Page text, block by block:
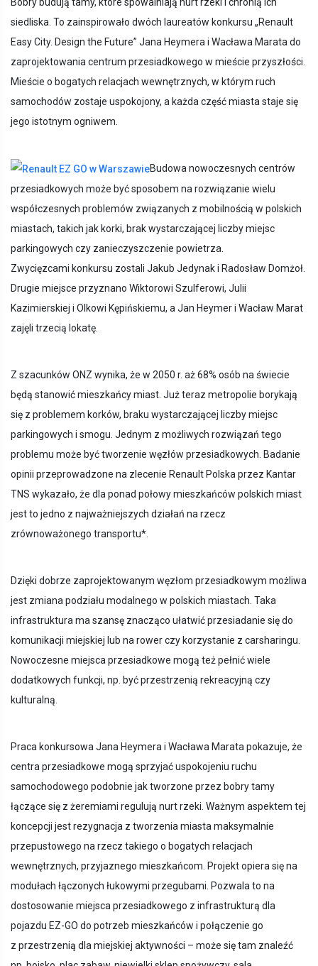
siedliska. To zainspirowało dwóch laureatów konkursu „Renault
Easy City. Design the Future” Jana Heymera i Wacława Marata do
zaprojektowania centrum przesiadkowego w mieście przyszłości.
Mieście o bogatych relacjach wewnętrznych, w którym ruch
samochodów zostaje uspokojony, a każda część miasta staje się
jego istotnym ogniwem.
Budowa nowoczesnych centrów
przesiadkowych może być sposobem na rozwiązanie wielu
współczesnych problemów związanych z mobilnością w polskich
miastach, takich jak korki, brak wystarczającej liczby miejsc
parkingowych czy zanieczyszczenie powietrza.
Zwycięzcami konkursu zostali Jakub Jedynak i Radosław Domżoł.
Drugie miejsce przyznano Wiktorowi Szulferowi, Julii
Kazimierskiej i Olkowi Kępińskiemu, a Jan Heymer i Wacław Marat
zajęli trzecią lokatę.
Z szacunków ONZ wynika, że w 2050 r. aż 68% osób na świecie
będą stanowić mieszkańcy miast. Już teraz metropolie borykają
się z problemem korków, braku wystarczającej liczby miejsc
parkingowych i smogu. Jednym z możliwych rozwiązań tego
problemu może być tworzenie węzłów przesiadkowych. Badanie
opinii przeprowadzone na zlecenie Renault Polska przez Kantar
TNS wykazało, że dla ponad połowy mieszkańców polskich miast
jest to jedno z najważniejszych działań na rzecz
zrównoważonego transportu*.
Dzięki dobrze zaprojektowanym węzłom przesiadkowym możliwa
jest zmiana podziału modalnego w polskich miastach. Taka
infrastruktura ma szansę znacząco ułatwić przesiadanie się do
komunikacji miejskiej lub na rower czy korzystanie z carsharingu.
Nowoczesne miejsca przesiadkowe mogą też pełnić wiele
dodatkowych funkcji, np. być przestrzenią rekreacyjną czy
kulturalną.
Praca konkursowa Jana Heymera i Wacława Marata pokazuje, że
centra przesiadkowe mogą sprzyjać uspokojeniu ruchu
samochodowego podobnie jak tworzone przez bobry tamy
łączące się z żeremiami regulują nurt rzeki. Ważnym aspektem tej
koncepcji jest rezygnacja z tworzenia miasta maksymalnie
przepustowego na rzecz takiego o bogatych relacjach
wewnętrznych, przyjaznego mieszkańcom. Projekt opiera się na
modułach łączonych łukowymi przegubami. Pozwala to na
dostosowanie miejsca przesiadkowego z infrastrukturą dla
pojazdu EZ-GO do potrzeb mieszkańców i połączenie go
z przestrzenią dla miejskiej aktywności – może się tam znaleźć